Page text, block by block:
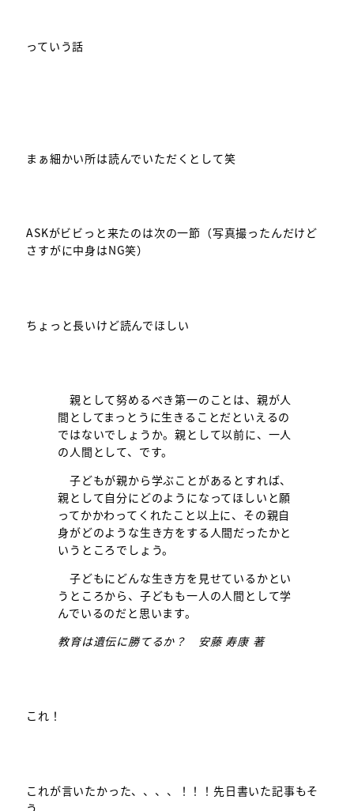
っていう話
まぁ細かい所は読んでいただくとして笑
ASKがビビっと来たのは次の一節（写真撮ったんだけど
さすがに中身はNG笑）
ちょっと長いけど読んでほしい
親として努めるべき第一のことは、親が人
間としてまっとうに生きることだといえるの
ではないでしょうか。親として以前に、一人
の人間として、です。
子どもが親から学ぶことがあるとすれば、
親として自分にどのようになってほしいと願
ってかかわってくれたこと以上に、その親自
身がどのような生き方をする人間だったかと
いうところでしょう。
子どもにどんな生き方を見せているかとい
うところから、子どもも一人の人間として学
んでいるのだと思います。
教育は遺伝に勝てるか？ 安藤 寿康 著
これ！
これが言いたかった、、、、！！！先日書いた記事もそ
う